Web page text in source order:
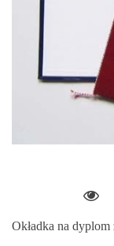
Okładka na